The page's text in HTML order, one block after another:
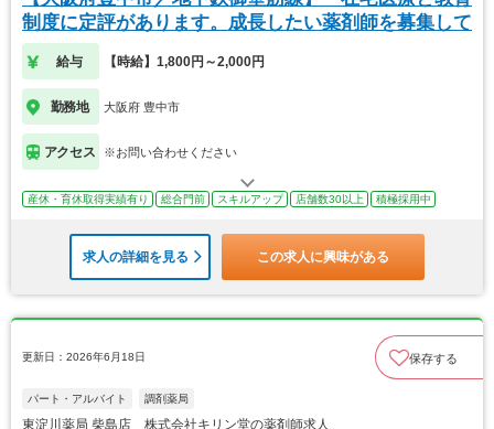
制度に定評があります。成長したい薬剤師を募集して
給与 【時給】1,800円～2,000円
勤務地 大阪府 豊中市
アクセス ※お問い合わせください
産休・育休取得実績有り 総合門前 スキルアップ 店舗数30以上 積極採用中
求人の詳細を見る この求人に興味がある
更新日：2026年6月18日 保存する
パート・アルバイト 調剤薬局
東淀川薬局 柴島店 株式会社キリン堂の薬剤師求人